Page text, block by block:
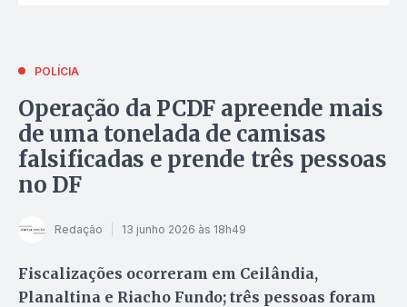
POLÍCIA
Operação da PCDF apreende mais
de uma tonelada de camisas
falsificadas e prende três pessoas
no DF
Redação 13 junho 2026 às 18h49
Fiscalizações ocorreram em Ceilândia,
Planaltina e Riacho Fundo; três pessoas foram